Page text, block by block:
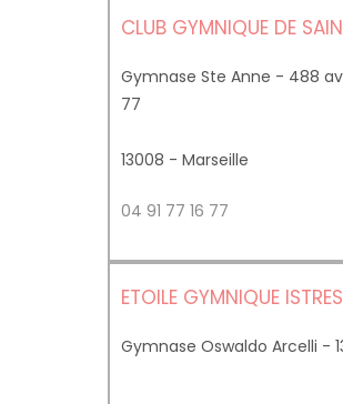
CLUB GYMNIQUE DE
Gymnase Ste Anne - 488
77
13008 - Marseille
04 91 77 16 77
ETOILE GYMNIQUE
Gymnase Oswaldo Arcelli -